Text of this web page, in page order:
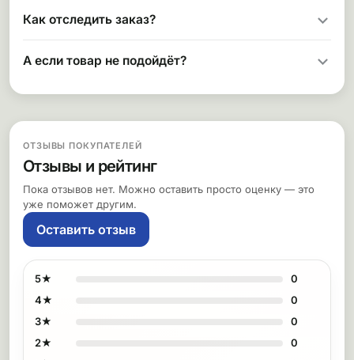
Как отследить заказ?
А если товар не подойдёт?
ОТЗЫВЫ ПОКУПАТЕЛЕЙ
Отзывы и рейтинг
Пока отзывов нет. Можно оставить просто оценку — это
уже поможет другим.
Оставить отзыв
5★
0
4★
0
3★
0
2★
0